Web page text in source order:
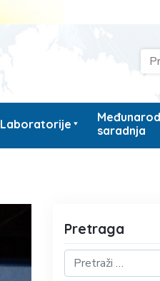
Laboratorije
saradnja
Pretraga